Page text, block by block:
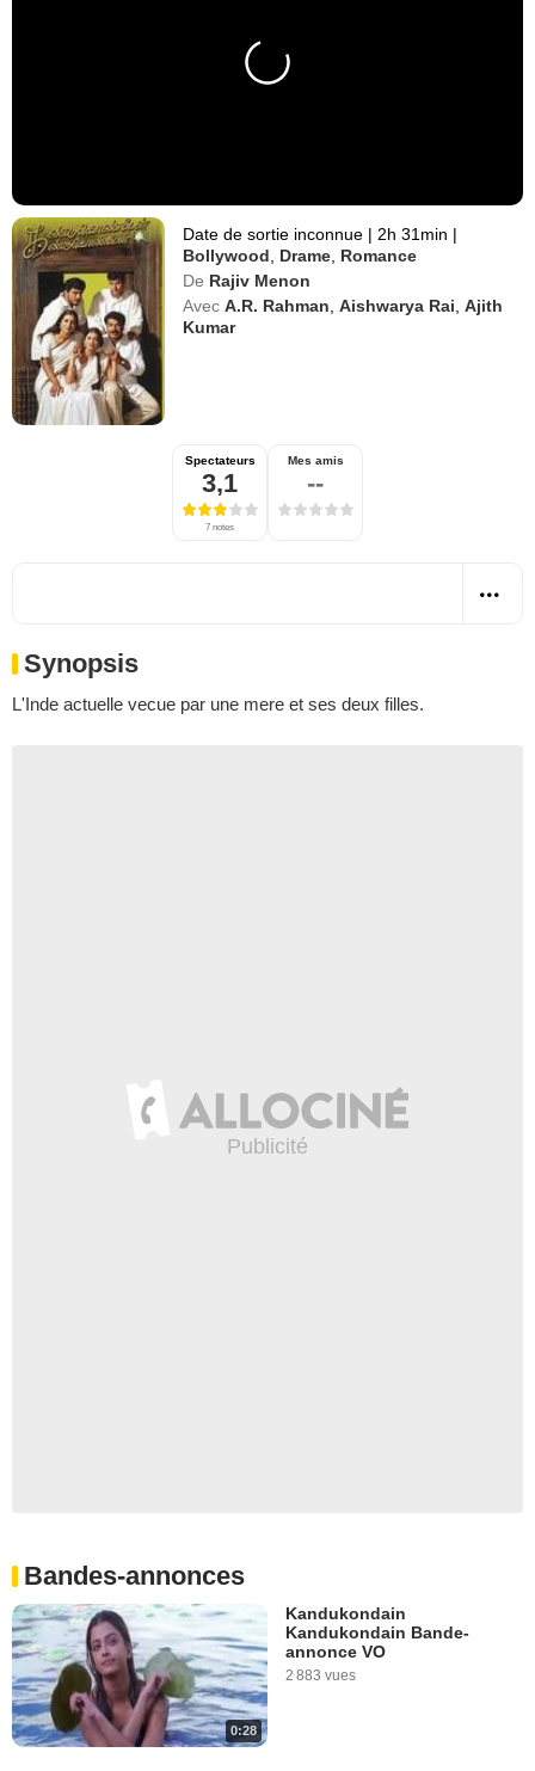
Date de sortie inconnue | 2h 31min |
Bollywood
Drame Romance
De Rajiv Menon
Avec A.R. Rahman ,Aishwarya Rai ,Ajith
Kumar
Spectateurs
3,1
7 notes
Mes amis
--
Synopsis
L'Inde actuelle vecue par une mere et ses deux filles.
Bandes-annonces
0:28
Kandukondain
Kandukondain Bande-
annonce VO
2 883 vues